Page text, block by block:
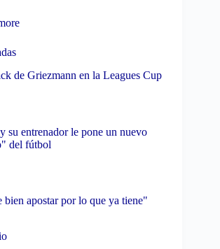
de Griezmann en la Leagues Cup
su entrenador le pone un nuevo
del fútbol
apostar por lo que ya tiene"